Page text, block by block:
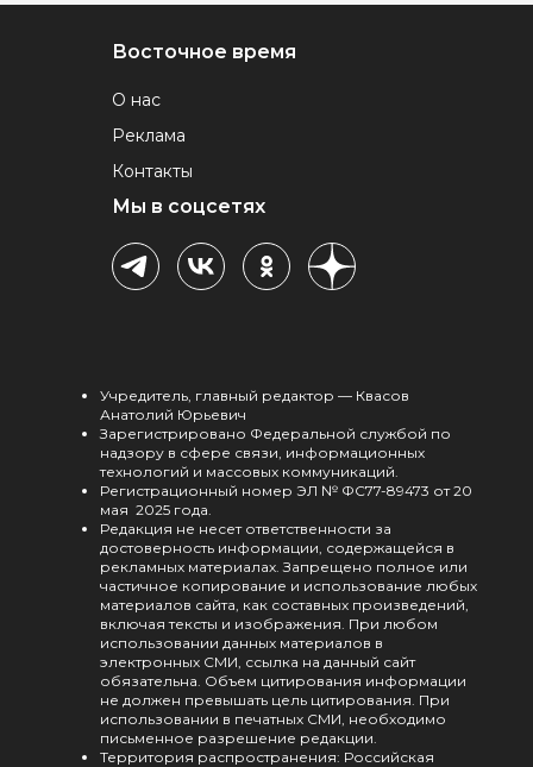
Восточное время
О нас
Реклама
Контакты
Мы в соцсетях
Учредитель, главный редактор — Квасов
Анатолий Юрьевич
Зарегистрировано Федеральной службой по
надзору в сфере связи, информационных
технологий и массовых коммуникаций.
Регистрационный номер ЭЛ № ФС77-89473 от 20
мая 2025 года.
Редакция не несет ответственности за
достоверность информации, содержащейся в
рекламных материалах. Запрещено полное или
частичное копирование и использование любых
материалов сайта, как составных произведений,
включая тексты и изображения. При любом
использовании данных материалов в
электронных СМИ, ссылка на данный сайт
обязательна. Объем цитирования информации
не должен превышать цель цитирования. При
использовании в печатных СМИ, необходимо
письменное разрешение редакции.
Территория распространения: Российская